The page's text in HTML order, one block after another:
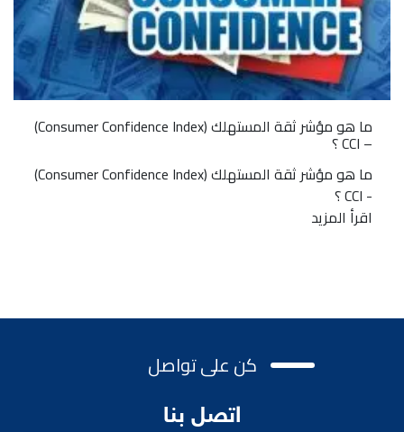
ما هو مؤشر ثقة المستهلك (Consumer Confidence Index)
– CCI ؟
ما هو مؤشر ثقة المستهلك (Consumer Confidence Index)
- CCI ؟
اقرأ المزيد
كن على تواصل
اتصل بنا